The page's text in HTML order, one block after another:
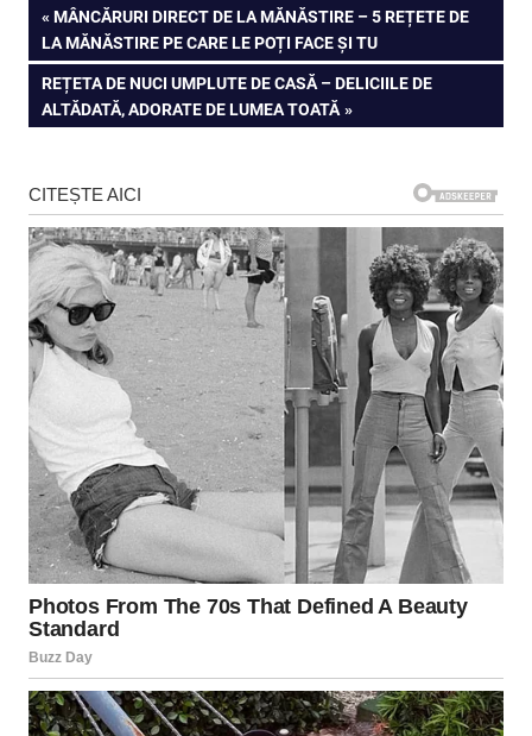
Navigare
în
articole
PREVIOUS
POST:
MÂNCĂRURI DIRECT DE LA MĂNĂSTIRE – 5 REȚETE DE
LA MĂNĂSTIRE PE CARE LE POȚI FACE ȘI TU
NEXT
POST:
REȚETA DE NUCI UMPLUTE DE CASĂ – DELICIILE DE
ALTĂDATĂ, ADORATE DE LUMEA TOATĂ